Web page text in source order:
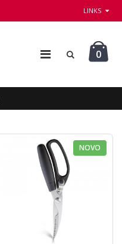
LINKS
0
NOVO